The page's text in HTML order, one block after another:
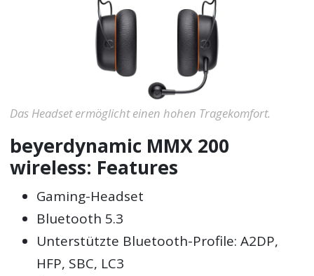
Das Headset ermöglicht einen hohen Tragekomfort.
beyerdynamic MMX 200
wireless: Features
Gaming-Headset
Bluetooth 5.3
Unterstützte Bluetooth-Profile: A2DP,
HFP, SBC, LC3